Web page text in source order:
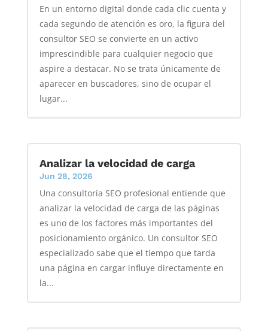
En un entorno digital donde cada clic cuenta y
cada segundo de atención es oro, la figura del
consultor SEO se convierte en un activo
imprescindible para cualquier negocio que
aspire a destacar. No se trata únicamente de
aparecer en buscadores, sino de ocupar el
lugar...
Analizar la velocidad de carga
Jun 28, 2026
Una consultoría SEO profesional entiende que
analizar la velocidad de carga de las páginas
es uno de los factores más importantes del
posicionamiento orgánico. Un consultor SEO
especializado sabe que el tiempo que tarda
una página en cargar influye directamente en
la...